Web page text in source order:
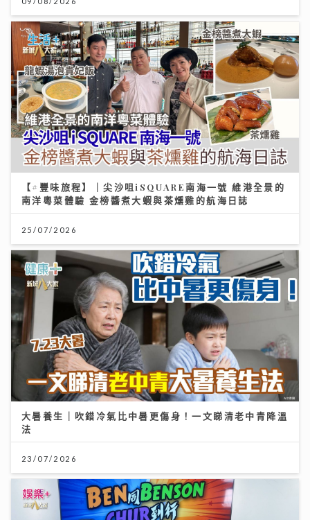
【#豐味旅程】｜尖沙咀iSQUARE南海一號 維港全景的
南洋粵菜體驗 金榜醬煮大蝦與茶燻雞的航海日誌
25/07/2026
大暑養生｜吹錯冷氣比中暑更傷身！一文睇清老中青降溫
法
23/07/2026